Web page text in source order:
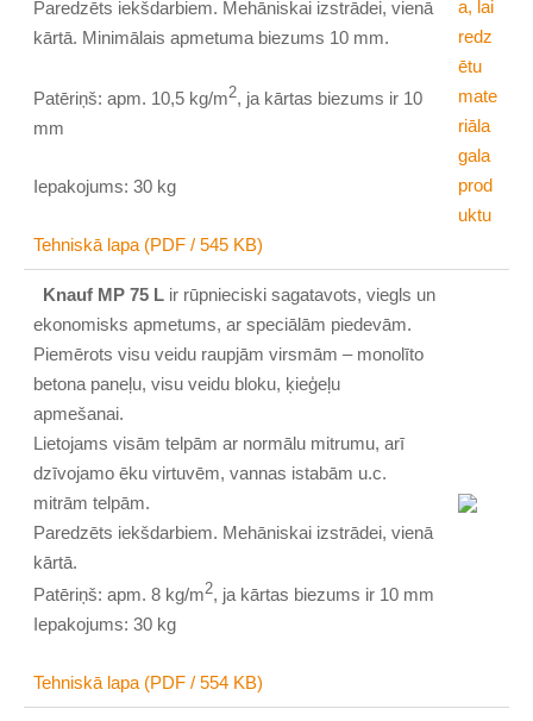
Paredzēts iekšdarbiem. Mehāniskai izstrādei, vienā
kārtā. Minimālais apmetuma biezums 10 mm.
Patēriņš: apm. 10,5 kg/m2, ja kārtas biezums ir 10
mm
Iepakojums: 30 kg
Tehniskā lapa (PDF / 545 KB)
Knauf MP 75 L ir rūpnieciski sagatavots, viegls un
ekonomisks apmetums, ar speciālām piedevām.
Piemērots visu veidu raupjām virsmām – monolīto
betona paneļu, visu veidu bloku, ķieģeļu
apmešanai.
Lietojams visām telpām ar normālu mitrumu, arī
dzīvojamo ēku virtuvēm, vannas istabām u.c.
mitrām telpām.
Paredzēts iekšdarbiem. Mehāniskai izstrādei, vienā
kārtā.
Patēriņš: apm. 8 kg/m2, ja kārtas biezums ir 10 mm
Iepakojums: 30 kg
Tehniskā lapa (PDF / 554 KB)